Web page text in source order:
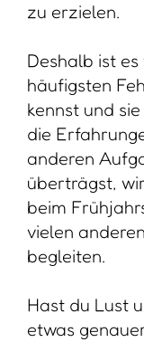
zu erzielen.
Deshalb ist
häufigsten
kennst und
die
anderen
überträgst,
beim
vielen
begleiten.
Hast du Lust
etwas